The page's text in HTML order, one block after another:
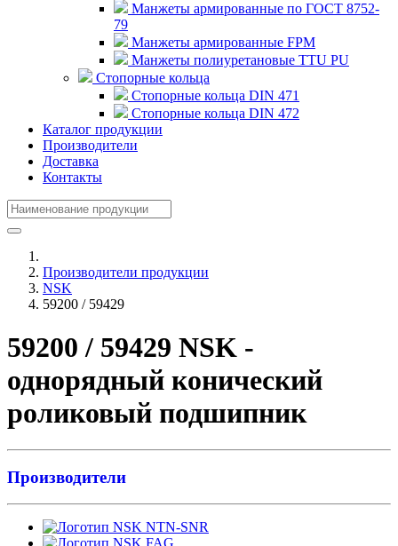
Манжеты армированные по ГОСТ 8752-
79
Манжеты армированные FPM
Манжеты полиуретановые TTU PU
Стопорные кольца
Стопорные кольца DIN 471
Стопорные кольца DIN 472
Каталог продукции
Производители
Доставка
Контакты
Производители продукции
NSK
59200 / 59429
59200 / 59429 NSK -
однорядный конический
роликовый подшипник
Производители
NTN-SNR